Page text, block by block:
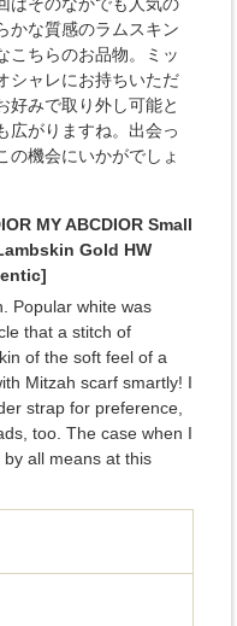
かな質感のラムスキン
こちらのお品物。ミッ
シャレにお持ちいただ
好みで取り外し可能と
広がりますね。出会っ
の機会にいかがでしょ
MY ABCDIOR Small
Gold HW
Popular white was
that a stitch of
of the soft feel of a
Mitzah scarf smartly! I
strap for preference,
too. The case when I
all means at this